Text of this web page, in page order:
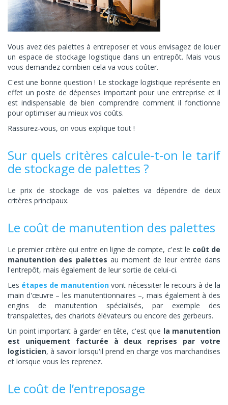
Vous avez des palettes à entreposer et vous envisagez de louer
un espace de stockage logistique dans un entrepôt. Mais vous
vous demandez combien cela va vous coûter.
C'est une bonne question ! Le stockage logistique représente en
effet un poste de dépenses important pour une entreprise et il
est indispensable de bien comprendre comment il fonctionne
pour optimiser au mieux vos coûts.
Rassurez-vous, on vous explique tout !
Sur quels critères calcule-t-on le tarif
de stockage de palettes ?
Le prix de stockage de vos palettes va dépendre de deux
critères principaux.
Le coût de manutention des palettes
Le premier critère qui entre en ligne de compte, c'est le coût de
manutention des palettes au moment de leur entrée dans
l'entrepôt, mais également de leur sortie de celui-ci.
Les étapes de manutention vont nécessiter le recours à de la
main d'œuvre – les manutentionnaires –, mais également à des
engins de manutention spécialisés, par exemple des
transpalettes, des chariots élévateurs ou encore des gerbeurs.
Un point important à garder en tête, c'est que la manutention
est uniquement facturée à deux reprises par votre
logisticien, à savoir lorsqu'il prend en charge vos marchandises
et lorsque vous les reprenez.
Le coût de l’entreposage